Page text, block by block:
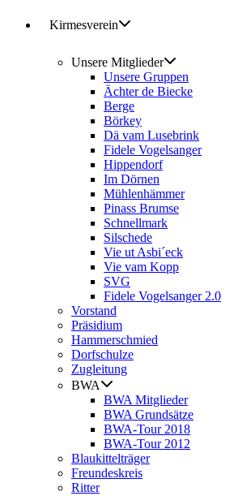
Kirmesverein
Unsere Mitglieder
Unsere Gruppen
Ächter de Biecke
Berge
Börkey
Dä vam Lusebrink
Fidele Vogelsanger
Hippendorf
Im Dörnen
Mühlenhämmer
Pinass Brumse
Schnellmark
Silschede
Vie ut Asbi´eck
Vie vam Kopp
SVG
Fidele Vogelsanger 2.0
Vorstand
Präsidium
Hammerschmied
Dorfschulze
Zugleitung
BWA
BWA Mitglieder
BWA Grundsätze
BWA-Tour 2018
BWA-Tour 2012
Blaukittelträger
Freundeskreis
Ritter